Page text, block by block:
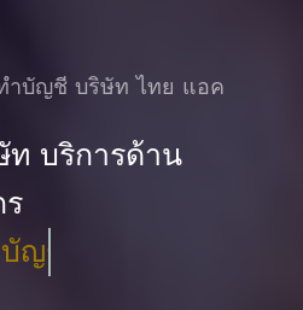
าบัญชี บริษัท ไทย แอค
ท บริการด้าน
ญชี